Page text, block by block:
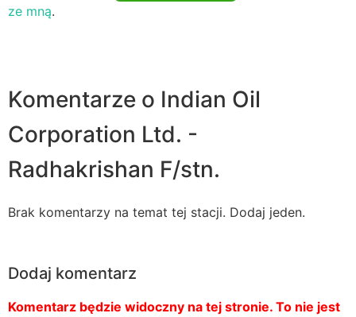
ze mną.
Komentarze o Indian Oil
Corporation Ltd. -
Radhakrishan F/stn.
Brak komentarzy na temat tej stacji. Dodaj jeden.
Dodaj komentarz
Komentarz będzie widoczny na tej stronie. To nie jest